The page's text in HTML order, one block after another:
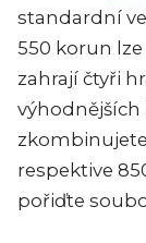
standardní
550 korun
zahrají čtyři
výhodnějších
respektive
pořiďte